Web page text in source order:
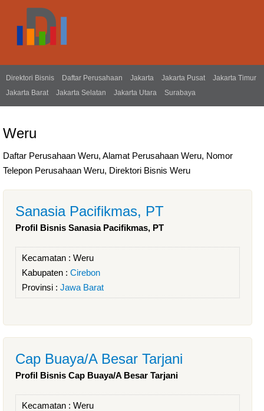
Direktori Bisnis Daftar Perusahaan Jakarta Jakarta Pusat
Jakarta Timur
Jakarta Barat
Jakarta Selatan Jakarta Utara Surabaya
Weru
Daftar Perusahaan Weru, Alamat Perusahaan Weru, Nomor
Telepon Perusahaan Weru, Direktori Bisnis Weru
Sanasia Pacifikmas, PT
Profil Bisnis Sanasia Pacifikmas, PT
Kecamatan : Weru
Kabupaten : Cirebon
Provinsi : Jawa Barat
Cap Buaya/A Besar Tarjani
Profil Bisnis Cap Buaya/A Besar Tarjani
Kecamatan : Weru